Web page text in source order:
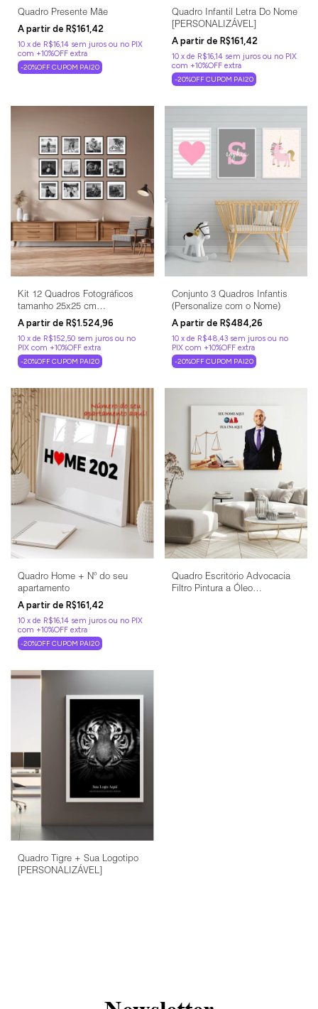
Quadro Presente Mãe
R$161,42
10 x de R$16,14 sem juros
-20%OFF CUPOM PAI20
Quadro Infantil Letra Do Nome
[PERSONALIZÁVEL]
R$161,42
10 x de R$16,14 sem juros
-20%OFF CUPOM PAI20
Kit 12 Quadros Fotográficos
tamanho 25x25 cm
(Personalizados)R$1.524,96
10 x de R$152,50 sem juros
-20%OFF CUPOM PAI20
Conjunto 3 Quadros Infantis
(Personalize com o Nome)
R$484,26
10 x de R$48,43 sem juros
-20%OFF CUPOM PAI20
Quadro Home + Nº do seu
apartamento
R$161,42
10 x de R$16,14 sem juros
-20%OFF CUPOM PAI20
Quadro Escritório Advocacia
Filtro Pintura a Óleo
Quadro Tigre + Sua Logotipo
[PERSONALIZÁVEL]